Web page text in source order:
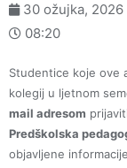
30 ožujka, 2026
08:20
Studentice koje ove
kolegij u ljetnom
mail adresom
Predškolska
objavljene